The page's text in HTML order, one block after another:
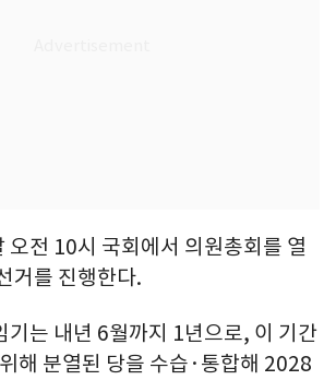
오전 10시 국회에서 의원총회를 열
거를 진행한다.
기는 내년 6월까지 1년으로, 이 기간
해 분열된 당을 수습·통합해 2028